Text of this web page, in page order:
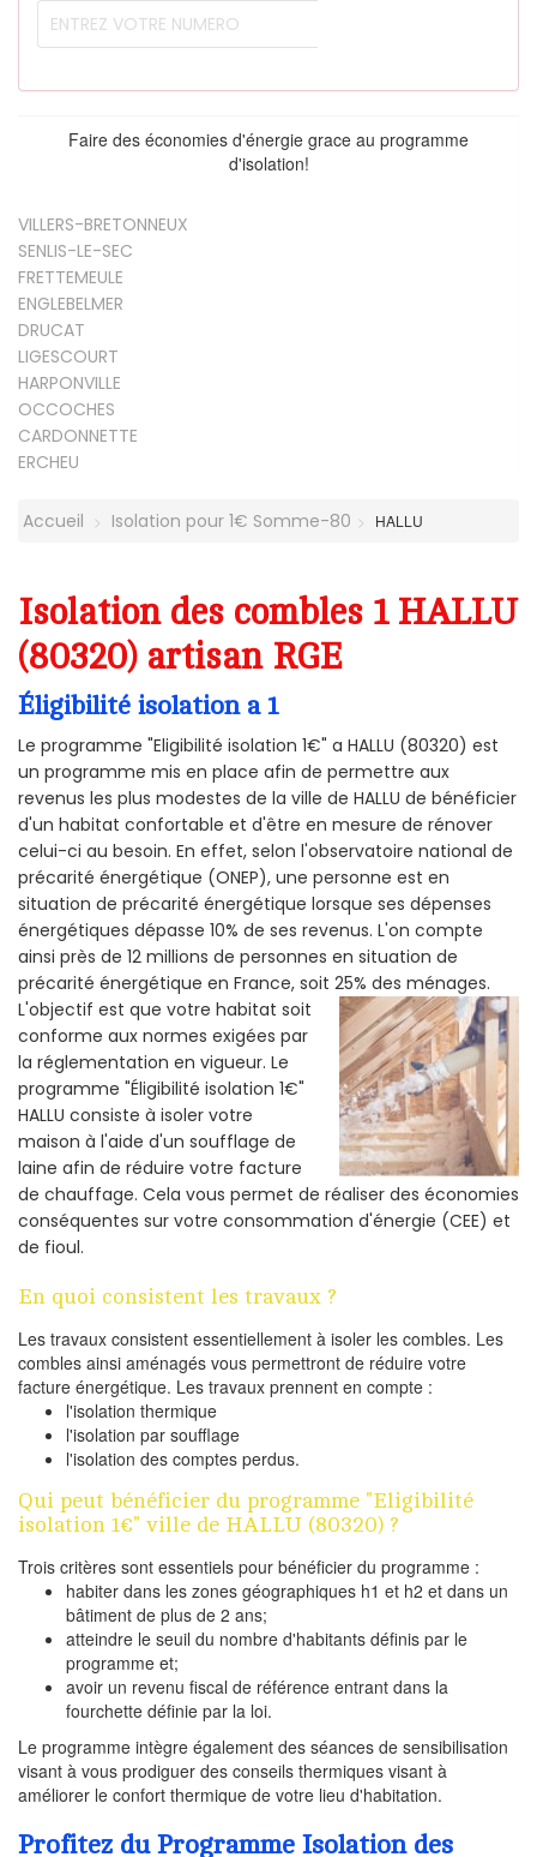
Faire des économies d'énergie grace au programme
d'isolation!
VILLERS-BRETONNEUX
SENLIS-LE-SEC
FRETTEMEULE
ENGLEBELMER
DRUCAT
LIGESCOURT
HARPONVILLE
OCCOCHES
CARDONNETTE
ERCHEU
Accueil Isolation pour 1€ Somme-80 HALLU
Isolation des combles 1 HALLU
(80320) artisan RGE
Éligibilité isolation a 1
Le programme "Eligibilité isolation 1€" a HALLU (80320) est
un programme mis en place afin de permettre aux
revenus les plus modestes de la ville de HALLU de bénéficier
d'un habitat confortable et d'être en mesure de rénover
celui-ci au besoin. En effet, selon l'observatoire national de
précarité énergétique (ONEP), une personne est en
situation de précarité énergétique lorsque ses dépenses
énergétiques dépasse 10% de ses revenus. L'on compte
ainsi près de 12 millions de personnes en situation de
précarité énergétique en France, soit 25% des ménages.
L'objectif est que votre habitat soit
conforme aux normes exigées par
la réglementation en vigueur. Le
programme "Éligibilité isolation 1€"
HALLU consiste à isoler votre
maison à l'aide d'un soufflage de
laine afin de réduire votre facture
de chauffage. Cela vous permet de réaliser des économies
conséquentes sur votre consommation d'énergie (CEE) et
de fioul.
En quoi consistent les travaux ?
Les travaux consistent essentiellement à isoler les combles. Les
combles ainsi aménagés vous permettront de réduire votre
facture énergétique. Les travaux prennent en compte :
l'isolation thermique
l'isolation par soufflage
l'isolation des comptes perdus.
Qui peut bénéficier du programme "Eligibilité
isolation 1€" ville de HALLU (80320) ?
Trois critères sont essentiels pour bénéficier du programme :
habiter dans les zones géographiques h1 et h2 et dans un
bâtiment de plus de 2 ans;
atteindre le seuil du nombre d'habitants définis par le
programme et;
avoir un revenu fiscal de référence entrant dans la
fourchette définie par la loi.
Le programme intègre également des séances de sensibilisation
visant à vous prodiguer des conseils thermiques visant à
améliorer le confort thermique de votre lieu d'habitation.
Profitez du Programme Isolation des